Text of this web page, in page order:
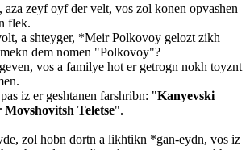
zeyf oyf der velt, vos zol konen opvashen
flek.
a shteyger, *Meir Polkovoy gelozt zikh
dem nomen "Polkovoy"?
vos a familye hot er getrogn nokh toyznt
iz er geshtanen farshribn: "Kanyevski
Teletse".
zol hobn dortn a likhtikn *gan-eydn, vos iz